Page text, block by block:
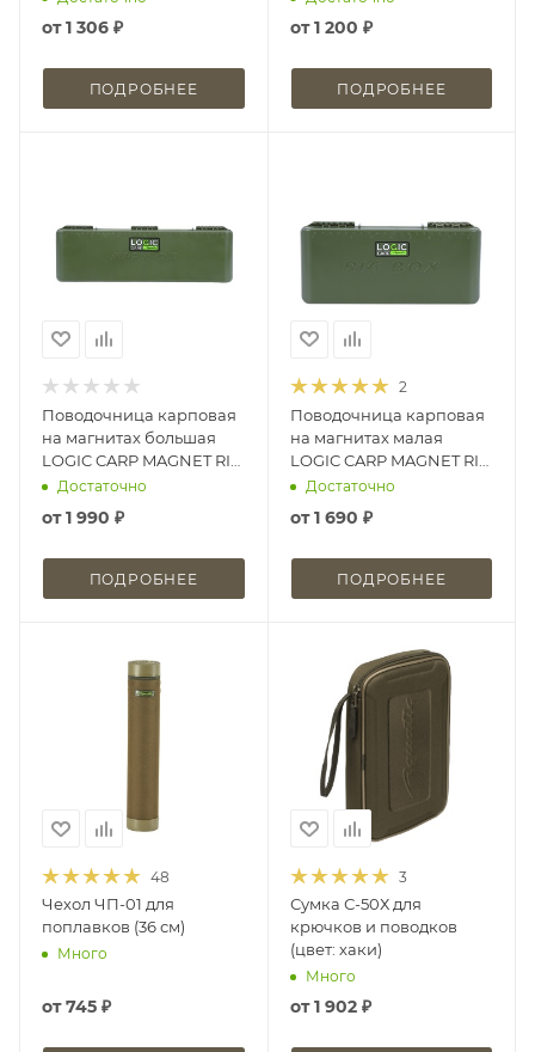
от1 306 ₽
ПОДРОБНЕЕ
от1 200 ₽
ПОДРОБНЕЕ
Поводочница карповая
на магнитах большая
LOGIC CARP MAGNET RIG
SAFE LARGE
Достаточно
от1 990 ₽
ПОДРОБНЕЕ
2
Поводочница карповая
на магнитах малая
LOGIC CARP MAGNET RIG
SAFE SMALL
Достаточно
от1 690 ₽
ПОДРОБНЕЕ
48
Чехол ЧП-01 для
поплавков (36 см)
Много
от745 ₽
3
Сумка С-50Х для
крючков и поводков
(цвет: хаки)
Много
от1 902 ₽